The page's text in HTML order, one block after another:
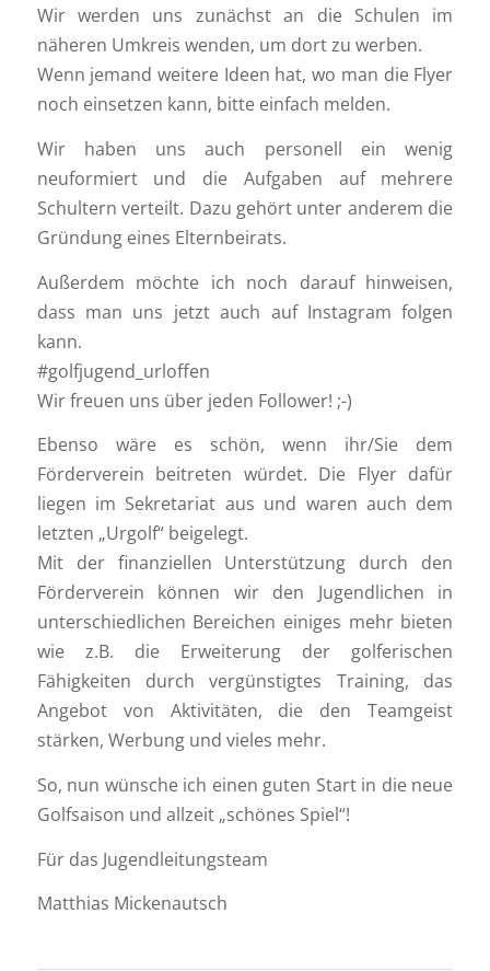
Wir werden uns zunächst an die Schulen im
näheren Umkreis wenden, um dort zu werben.
Wenn jemand weitere Ideen hat, wo man die Flyer
noch einsetzen kann, bitte einfach melden.
Wir haben uns auch personell ein wenig
neuformiert und die Aufgaben auf mehrere
Schultern verteilt. Dazu gehört unter anderem die
Gründung eines Elternbeirats.
Außerdem möchte ich noch darauf hinweisen,
dass man uns jetzt auch auf Instagram folgen
kann.
#golfjugend_urloffen
Wir freuen uns über jeden Follower! ;-)
Ebenso wäre es schön, wenn ihr/Sie dem
Förderverein beitreten würdet. Die Flyer dafür
liegen im Sekretariat aus und waren auch dem
letzten „Urgolf“ beigelegt.
Mit der finanziellen Unterstützung durch den
Förderverein können wir den Jugendlichen in
unterschiedlichen Bereichen einiges mehr bieten
wie z.B. die Erweiterung der golferischen
Fähigkeiten durch vergünstigtes Training, das
Angebot von Aktivitäten, die den Teamgeist
stärken, Werbung und vieles mehr.
So, nun wünsche ich einen guten Start in die neue
Golfsaison und allzeit „schönes Spiel“!
Für das Jugendleitungsteam
Matthias Mickenautsch